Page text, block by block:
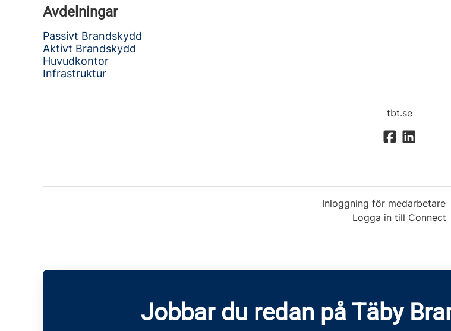
Avdelningar
Passivt Brandskydd
Aktivt Brandskydd
Huvudkontor
Infrastruktur
tbt.se
Inloggning för medarbetare
Logga in till Connect
Jobbar du redan på Täby